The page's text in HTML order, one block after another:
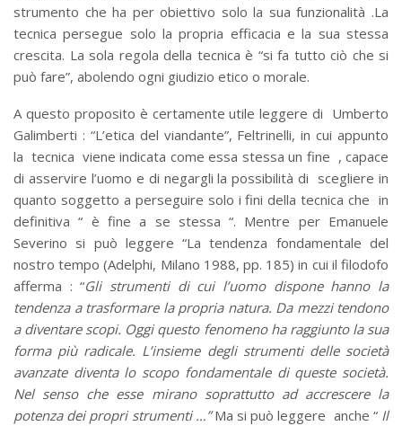
strumento che ha per obiettivo solo la sua funzionalità .La
tecnica persegue solo la propria efficacia e la sua stessa
crescita. La sola regola della tecnica è “si fa tutto ciò che si
può fare”, abolendo ogni giudizio etico o morale.
A questo proposito è certamente utile leggere di Umberto
Galimberti : “L’etica del viandante”, Feltrinelli, in cui appunto
la tecnica viene indicata come essa stessa un fine , capace
di asservire l’uomo e di negargli la possibilità di scegliere in
quanto soggetto a perseguire solo i fini della tecnica che in
definitiva “ è fine a se stessa “. Mentre per Emanuele
Severino si può leggere “La tendenza fondamentale del
nostro tempo (Adelphi, Milano 1988, pp. 185) in cui il filodofo
afferma : “Gli strumenti di cui l’uomo dispone hanno la
tendenza a trasformare la propria natura. Da mezzi tendono
a diventare scopi. Oggi questo fenomeno ha raggiunto la sua
forma più radicale. L’insieme degli strumenti delle società
avanzate diventa lo scopo fondamentale di queste società.
Nel senso che esse mirano soprattutto ad accrescere la
potenza dei propri strumenti …”Ma si può leggere anche “ Il